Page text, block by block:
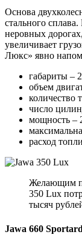
Основа
стального
неровных
увеличивает
Люкс» явно
габариты –
объем
количество
число
мощность –
расход
Желающим
350 Lux
тысяч
Jawa 660 Sportard